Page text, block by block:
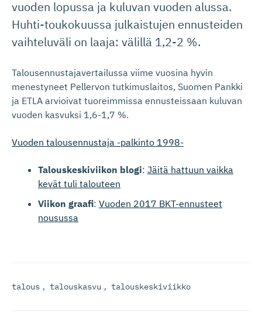
vuoden lopussa ja kuluvan vuoden alussa.
Huhti-toukokuussa julkaistujen ennusteiden
vaihteluväli on laaja: välillä 1,2-2 %.
Talousennustajavertailussa viime vuosina hyvin
menestyneet Pellervon tutkimuslaitos, Suomen Pankki
ja ETLA arvioivat tuoreimmissa ennusteissaan kuluvan
vuoden kasvuksi 1,6-1,7 %.
Vuoden talousennustaja -palkinto 1998-
Talouskeskiviikon blogi: Jäitä hattuun vaikka
kevät tuli talouteen
Viikon graafi: Vuoden 2017 BKT-ennusteet
nousussa
talous , talouskasvu , talouskeskiviikko